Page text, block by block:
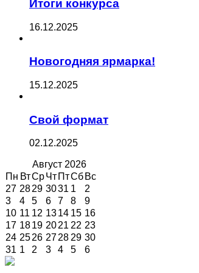
Итоги конкурса
16.12.2025
Новогодняя ярмарка!
15.12.2025
Свой формат
02.12.2025
Август 2026
Пн ВтСрЧт ПтСб Вс
27 2829 3031 1
2
3
4 5 6 7 8
9
10 11 12 1314 15 16
17 1819 202122 23
24 2526 272829 30
31 1 2 3 4 5 6